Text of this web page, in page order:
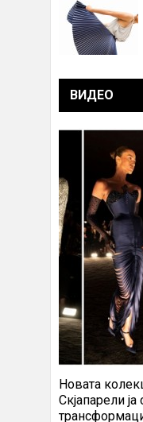
ВИДЕО
Новата
Скјапарели